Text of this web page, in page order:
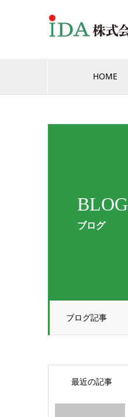
HOME
BLOG
ブログ
ブログ記事
最近の記事